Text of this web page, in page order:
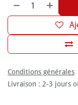
Conditions générales
Livraison : 2-3 jours